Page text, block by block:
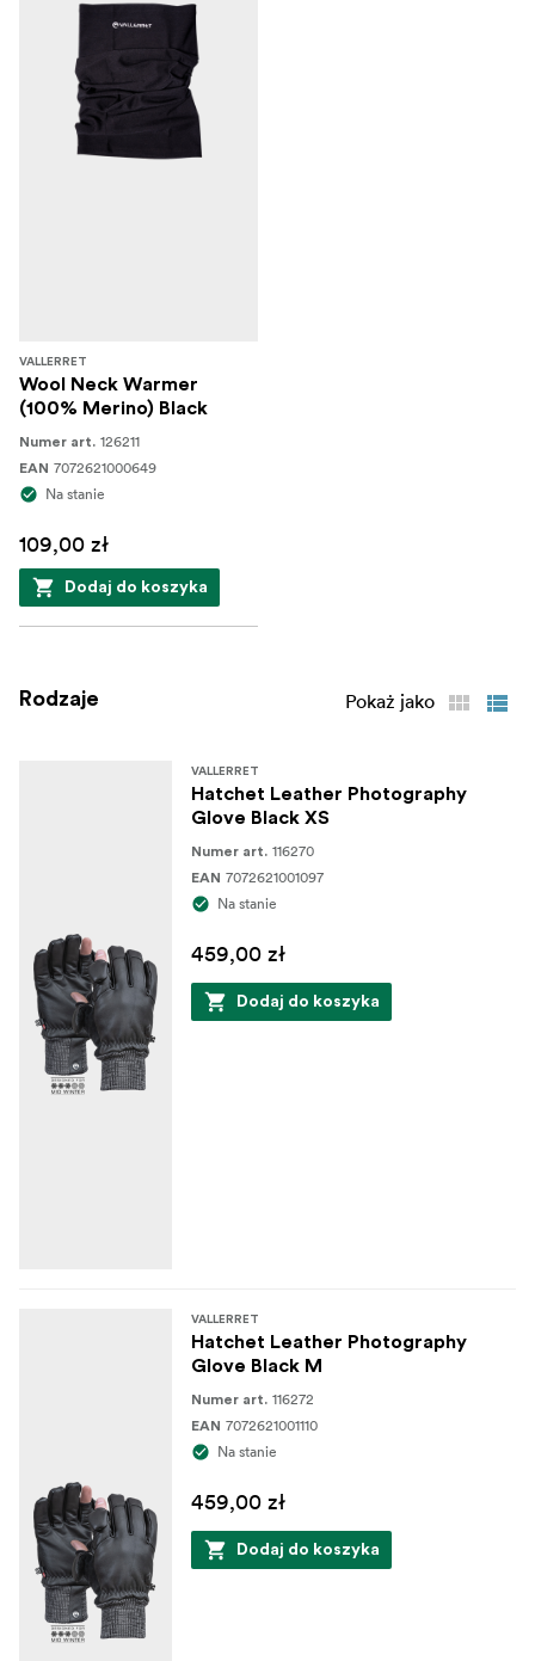
VALLERRET
Wool Neck Warmer
(100% Merino) Black
Numer art. 126211
EAN 7072621000649
Na stanie
109,00 zł
Dodaj do koszyka
Rodzaje Pokaż jako
VALLERRET
Hatchet Leather Photography
Glove Black XS
Numer art. 116270
EAN 7072621001097
Na stanie
459,00 zł
Dodaj do koszyka
VALLERRET
Hatchet Leather Photography
Glove Black M
Numer art. 116272
EAN 7072621001110
Na stanie
459,00 zł
Dodaj do koszyka